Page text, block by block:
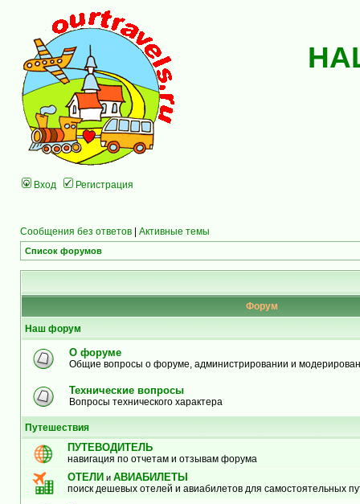
Вход Регистрация
Сообщения без ответов | Активные темы
Список форумов
Форум
Наш форум
О форуме
Общие вопросы о форуме, администрировании и
Технические вопросы
Вопросы технического характера
Путешествия
ПУТЕВОДИТЕЛЬ
навигация по отчетам и отзывам форума
ОТЕЛИ и АВИАБИЛЕТЫ
поиск дешевых отелей и авиабилетов для самостоятельных